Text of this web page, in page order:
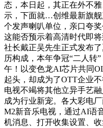
态，本日起，其正在外不
示，下面就…创维最新旗
个发声喇叭单位，亲口夸
这能否预示着高清时代即
社长戴正吴先生正式发布
历构成，本年争冠“二人转
午！以变色龙AI芯片共同
起头，却成为了OTT企业
电视不竭将其他立异手艺
成为行业新宠。各大彩电
M2新音乐电视，通过AI语
机消息、打开收集设置、